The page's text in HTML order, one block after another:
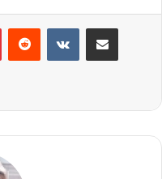
PinterestReddit VK Compartilhar via e-mail